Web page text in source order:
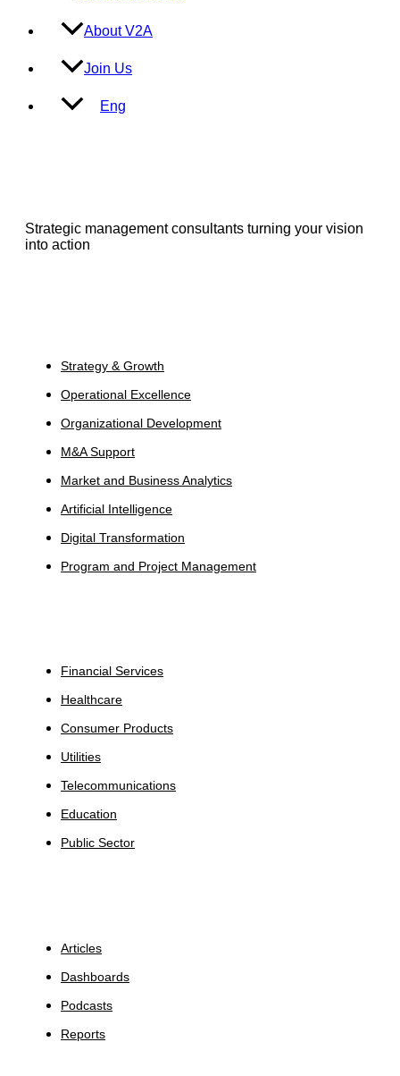
About V2A
Join Us
Eng
Strategic management consultants turning your vision
into action
Strategy & Growth
Operational Excellence
Organizational Development
M&A Support
Market and Business Analytics
Artificial Intelligence
Digital Transformation
Program and Project Management
Financial Services
Healthcare
Consumer Products
Utilities
Telecommunications
Education
Public Sector
Articles
Dashboards
Podcasts
Reports